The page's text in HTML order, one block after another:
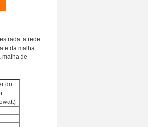
a rede
da malha
malha de
do